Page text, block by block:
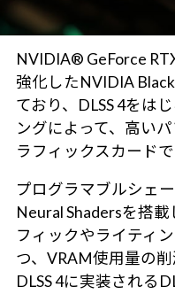
NVIDIA® GeForce
強化したNVIDIA
ており、DLSS 4をは
ングによって、高い
ラフィックスカードで
プログラマブルシェ
Neural Shadersを搭
フィックやライティ
つ、VRAM使用量の削
DLSS 4に実装される